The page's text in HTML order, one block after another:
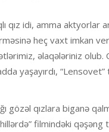
qız idi, amma aktyorlar
heç vaxt imkan
əlaqələriniz olub.
yaşayırdı, “Lensovet”
gözəl qızlara biganə
filmindəki